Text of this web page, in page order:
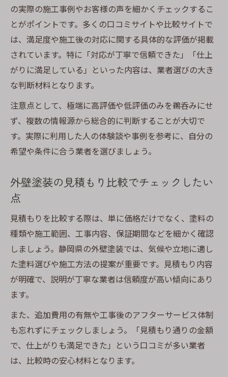
の実際の施工事例やお客様の声を細かくチェックするこ
とがポイントです。多くの口コミサイトや比較サイトで
は、満足度や施工後の対応に関する具体的な評価が掲載
されています。特に「対応が丁寧で信頼できた」「仕上
がりに満足している」といった内容は、業者選びの大き
な判断材料となります。
注意点として、極端に高評価や低評価のみを鵜呑みにせ
ず、複数の情報源から総合的に判断することが大切で
す。実際に利用した人の体験談や事例を参考に、自分の
希望や条件に合う業者を選びましょう。
外壁塗装の見積もり比較でチェックしたい
点
見積もりを比較する際は、単に価格だけでなく、塗料の
種類や施工範囲、工事内容、保証期間などを細かく確認
しましょう。静岡県の外壁塗装では、気候や立地に適し
た塗料選びや施工方法の提案が重要です。見積もり内容
が明確で、説明が丁寧な業者は信頼度が高い傾向にあり
ます。
また、追加費用の有無や工事後のアフターサービス体制
も忘れずにチェックしましょう。「見積もり通りの金額
で、仕上がりも満足できた」という口コミが多い業者
は、比較時の安心材料となります。